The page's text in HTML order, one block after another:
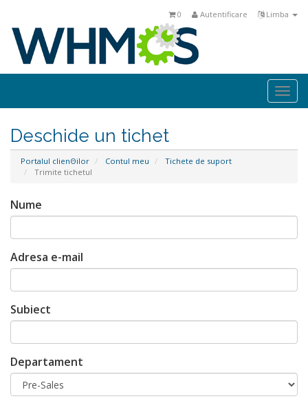
Limba
Autentificare
0
Deschide un tichet
Portalul clienΘilor Contul meu
Tichete de suport
Trimite tichetul
Nume
Adresa e-mail
Subiect
Departament